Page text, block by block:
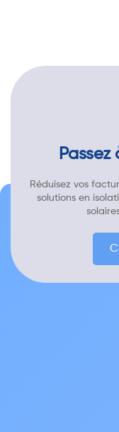
Passez
Réduisez vos
solutions en